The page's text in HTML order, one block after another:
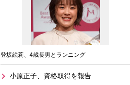
登坂絵莉、4歳長男とランニング
小原正子、資格取得を報告